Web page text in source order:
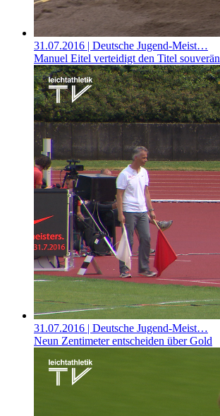
31.07.2016 | Deutsche Jugend-Meist…
Manuel Eitel verteidigt den Titel souverän
31.07.2016 | Deutsche Jugend-Meist…
Neun Zentimeter entscheiden über Gold